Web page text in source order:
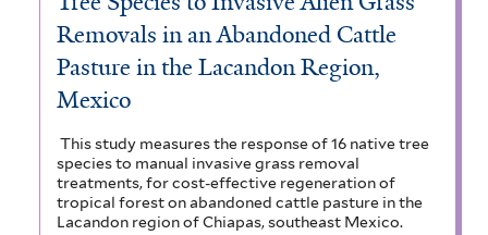
Removals in an Abandoned Cattle
Pasture in the Lacandon Region,
Mexico
This study measures the response of 16 native tree
species to manual invasive grass removal
treatments, for cost-effective regeneration of
tropical forest on abandoned cattle pasture in the
Lacandon region of Chiapas, southeast Mexico.